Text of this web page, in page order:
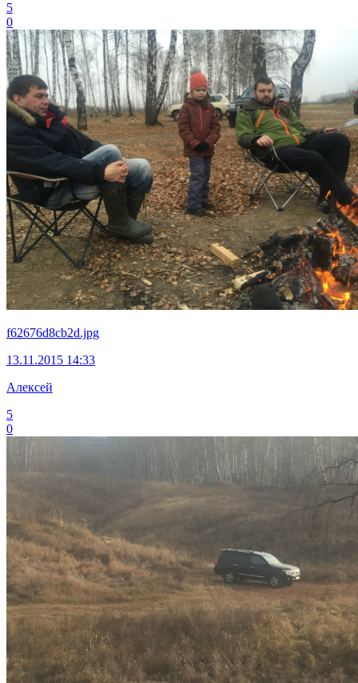
5
0
f62676d8cb2d.jpg
13.11.2015 14:33
Алексей
5
0